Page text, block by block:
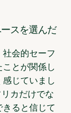
スを選んだ
社会的セーフ
とが関係し
じていまし
カだけでな
きると信じて